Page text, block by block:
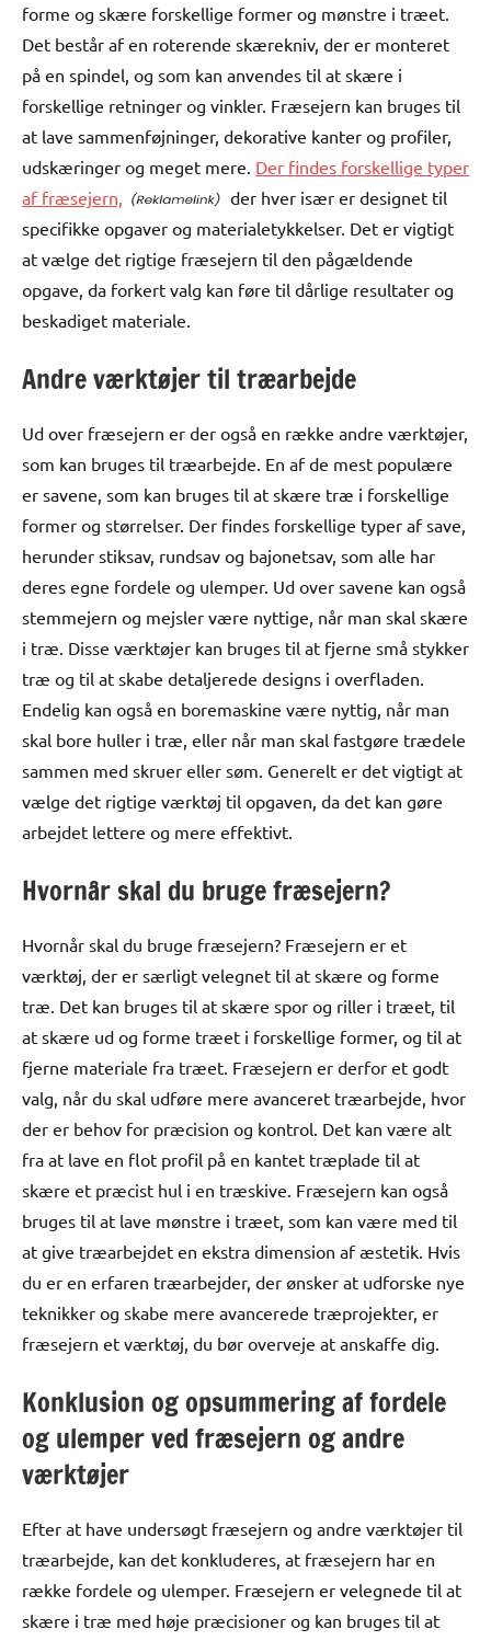
forme og skære forskellige former og mønstre i træet.
Det består af en roterende skærekniv, der er monteret
på en spindel, og som kan anvendes til at skære i
forskellige retninger og vinkler. Fræsejern kan bruges til
at lave sammenføjninger, dekorative kanter og profiler,
udskæringer og meget mere. Der findes forskellige typer
af fræsejern,
der hver især er designet til
specifikke opgaver og materialetykkelser. Det er vigtigt
at vælge det rigtige fræsejern til den pågældende
opgave, da forkert valg kan føre til dårlige resultater og
beskadiget materiale.
Andre værktøjer til træarbejde
Ud over fræsejern er der også en række andre værktøjer,
som kan bruges til træarbejde. En af de mest populære
er savene, som kan bruges til at skære træ i forskellige
former og størrelser. Der findes forskellige typer af save,
herunder stiksav, rundsav og bajonetsav, som alle har
deres egne fordele og ulemper. Ud over savene kan også
stemmejern og mejsler være nyttige, når man skal skære
i træ. Disse værktøjer kan bruges til at fjerne små stykker
træ og til at skabe detaljerede designs i overfladen.
Endelig kan også en boremaskine være nyttig, når man
skal bore huller i træ, eller når man skal fastgøre trædele
sammen med skruer eller søm. Generelt er det vigtigt at
vælge det rigtige værktøj til opgaven, da det kan gøre
arbejdet lettere og mere effektivt.
Hvornår skal du bruge fræsejern?
Hvornår skal du bruge fræsejern? Fræsejern er et
værktøj, der er særligt velegnet til at skære og forme
træ. Det kan bruges til at skære spor og riller i træet, til
at skære ud og forme træet i forskellige former, og til at
fjerne materiale fra træet. Fræsejern er derfor et godt
valg, når du skal udføre mere avanceret træarbejde, hvor
der er behov for præcision og kontrol. Det kan være alt
fra at lave en flot profil på en kantet træplade til at
skære et præcist hul i en træskive. Fræsejern kan også
bruges til at lave mønstre i træet, som kan være med til
at give træarbejdet en ekstra dimension af æstetik. Hvis
du er en erfaren træarbejder, der ønsker at udforske nye
teknikker og skabe mere avancerede træprojekter, er
fræsejern et værktøj, du bør overveje at anskaffe dig.
Konklusion og opsummering af fordele
og ulemper ved fræsejern og andre
værktøjer
Efter at have undersøgt fræsejern og andre værktøjer til
træarbejde, kan det konkluderes, at fræsejern har en
række fordele og ulemper. Fræsejern er velegnede til at
skære i træ med høje præcisioner og kan bruges til at